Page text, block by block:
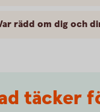
rädd om dig och
täcker